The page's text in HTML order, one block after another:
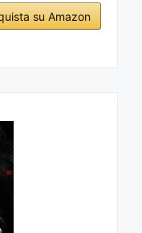
su Amazon